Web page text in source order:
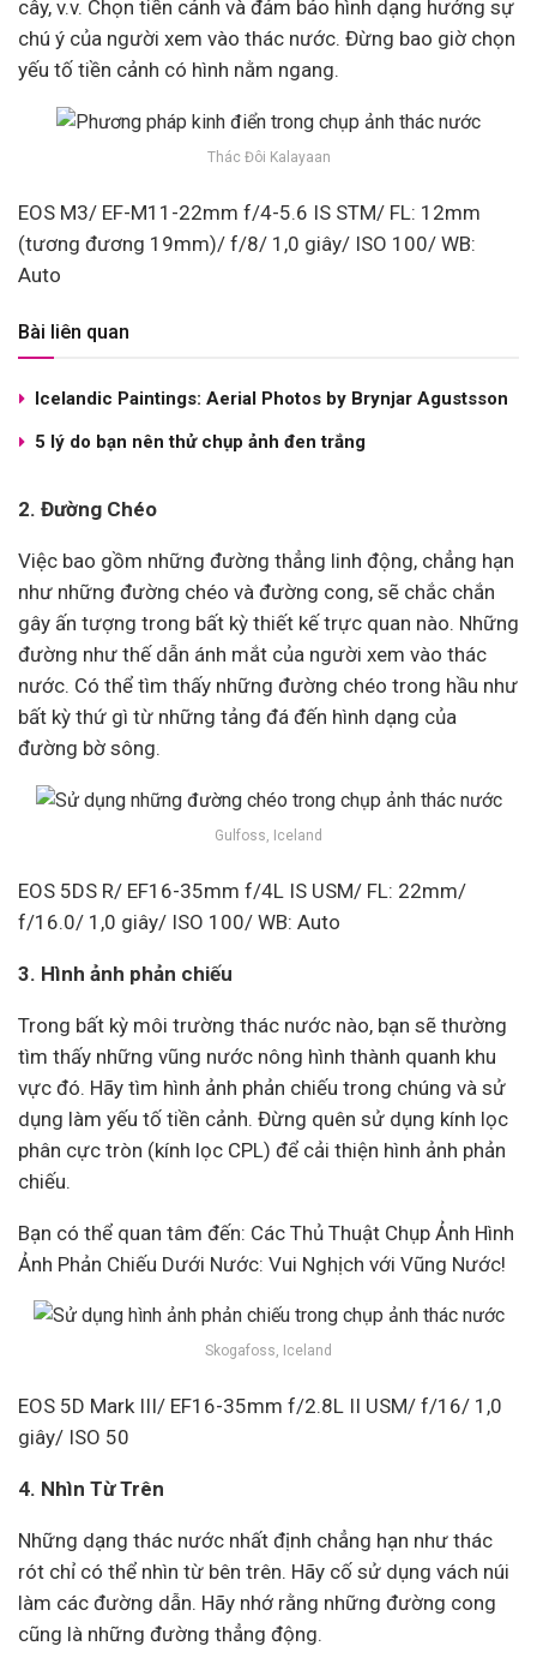
cây, v.v. Chọn tiền cảnh và đảm bảo hình dạng hướng sự
chú ý của người xem vào thác nước. Đừng bao giờ chọn
yếu tố tiền cảnh có hình nằm ngang.
Thác Đôi Kalayaan
EOS M3/ EF-M11-22mm f/4-5.6 IS STM/ FL: 12mm
(tương đương 19mm)/ f/8/ 1,0 giây/ ISO 100/ WB:
Auto
Bài liên quan
Icelandic Paintings: Aerial Photos by Brynjar Agustsson
5 lý do bạn nên thử chụp ảnh đen trắng
2. Đường Chéo
Việc bao gồm những đường thẳng linh động, chẳng hạn
như những đường chéo và đường cong, sẽ chắc chắn
gây ấn tượng trong bất kỳ thiết kế trực quan nào. Những
đường như thế dẫn ánh mắt của người xem vào thác
nước. Có thể tìm thấy những đường chéo trong hầu như
bất kỳ thứ gì từ những tảng đá đến hình dạng của
đường bờ sông.
Gulfoss, Iceland
EOS 5DS R/ EF16-35mm f/4L IS USM/ FL: 22mm/
f/16.0/ 1,0 giây/ ISO 100/ WB: Auto
3. Hình ảnh phản chiếu
Trong bất kỳ môi trường thác nước nào, bạn sẽ thường
tìm thấy những vũng nước nông hình thành quanh khu
vực đó. Hãy tìm hình ảnh phản chiếu trong chúng và sử
dụng làm yếu tố tiền cảnh. Đừng quên sử dụng kính lọc
phân cực tròn (kính lọc CPL) để cải thiện hình ảnh phản
chiếu.
Bạn có thể quan tâm đến: Các Thủ Thuật Chụp Ảnh Hình
Ảnh Phản Chiếu Dưới Nước: Vui Nghịch với Vũng Nước!
Skogafoss, Iceland
EOS 5D Mark III/ EF16-35mm f/2.8L II USM/ f/16/ 1,0
giây/ ISO 50
4. Nhìn Từ Trên
Những dạng thác nước nhất định chẳng hạn như thác
rót chỉ có thể nhìn từ bên trên. Hãy cố sử dụng vách núi
làm các đường dẫn. Hãy nhớ rằng những đường cong
cũng là những đường thẳng động.